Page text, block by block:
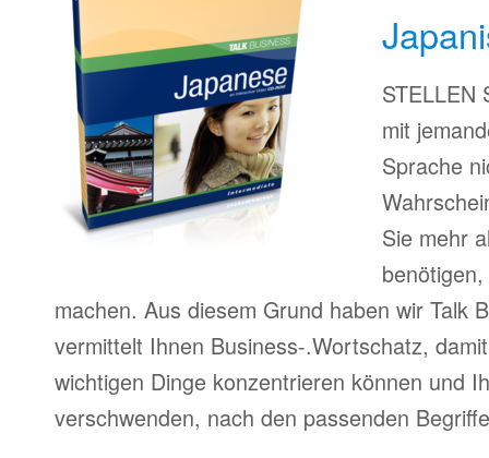
STELLEN
mit
Sprache
Sie mehr
machen. Aus diesem Grund haben wir Talk
vermittelt Ihnen Business-.Wortschatz,
wichtigen Dinge konzentrieren können und
verschwenden, nach den passenden